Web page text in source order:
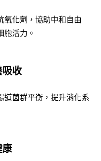
氧化劑，協助中和自由
胞活力。
收
道菌群平衡，提升消化系
康